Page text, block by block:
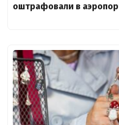
оштрафовали в